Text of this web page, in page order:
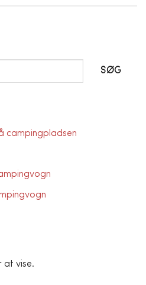
SØG
campingpladsen
at vise.